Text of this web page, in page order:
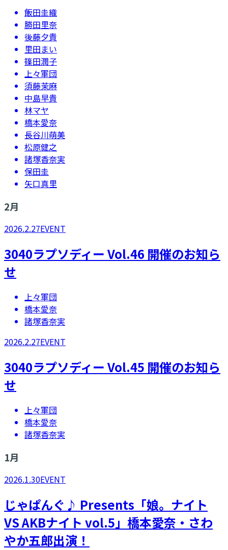
飯田圭織
勝田里奈
後藤夕貴
里田まい
篠田潤子
上々軍団
須藤茉麻
中島早貴
林マヤ
橋本愛奈
長谷川萌美
松原健之
諸塚香奈実
保田圭
矢口真里
2月
2026.2.27EVENT
3040ラプソディー Vol.46 開催のお知ら
せ
上々軍団
橋本愛奈
諸塚香奈実
2026.2.27EVENT
3040ラプソディー Vol.45 開催のお知ら
せ
上々軍団
橋本愛奈
諸塚香奈実
1月
2026.1.30EVENT
​​じゃぱんぐ♪ Presents「娘。ナイト
VS AKBナイト vol.5」橋本愛奈・さわ
やか五郎出演！